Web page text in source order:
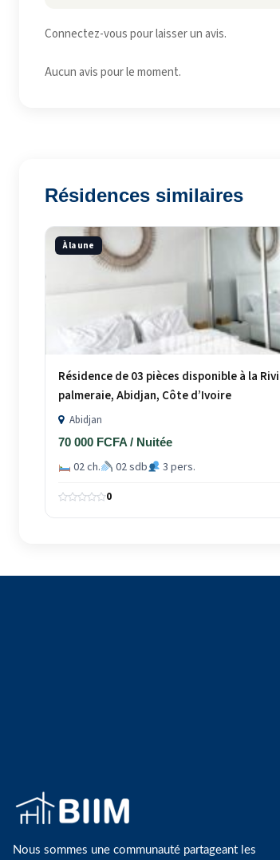
Connectez-vous pour laisser un avis.
Aucun avis pour le moment.
Résidences similaires
À la une
Résidence de 03 pièces disponible à la
palmeraie, Abidjan, Côte d’Ivoire
Abidjan
70 000 FCFA / Nuitée
02 ch. 02 sdb 3 pers.
0
Nous sommes une communauté partageant les